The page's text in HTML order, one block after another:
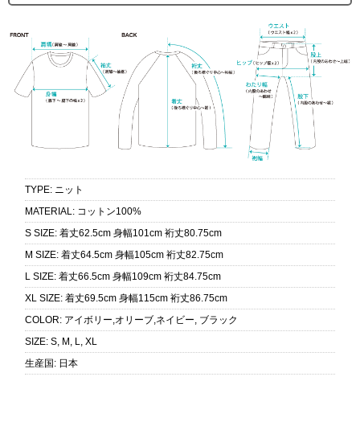
TYPE: ニット
MATERIAL: コットン100%
S SIZE: 着丈62.5cm 身幅101cm 裄丈80.75cm
M SIZE: 着丈64.5cm 身幅105cm 裄丈82.75cm
L SIZE: 着丈66.5cm 身幅109cm 裄丈84.75cm
XL SIZE: 着丈69.5cm 身幅115cm 裄丈86.75cm
COLOR: アイボリー,オリーブ,ネイビー, ブラック
SIZE: S, M, L, XL
生産国 : 日本